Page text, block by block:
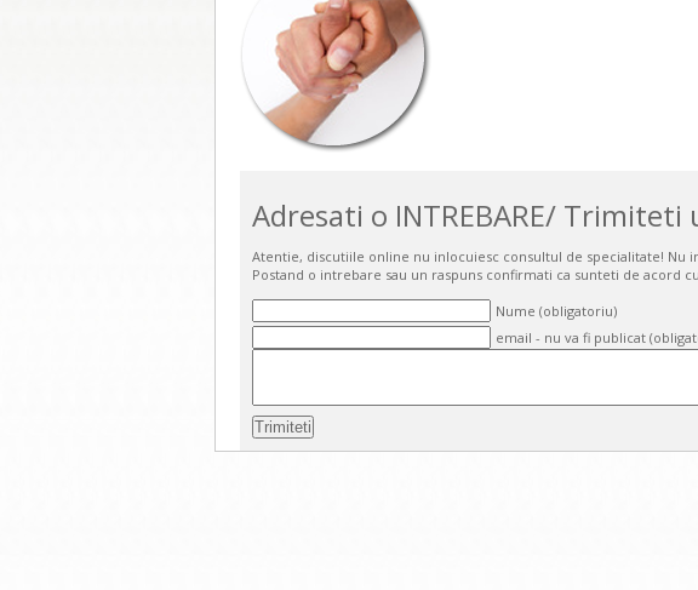
Adresati o INTREBARE/ Trimiteti
Atentie, discutiile online nu inlocuiesc consultul de specialitate!
Postand o intrebare sau un raspuns confirmati ca sunteti de acord cu
Nume (obligatoriu)
email - nu va fi publicat